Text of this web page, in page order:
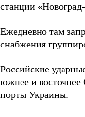
станции
Ежедневно там
снабжения
Российские
южнее и восточнее
порты Украины.